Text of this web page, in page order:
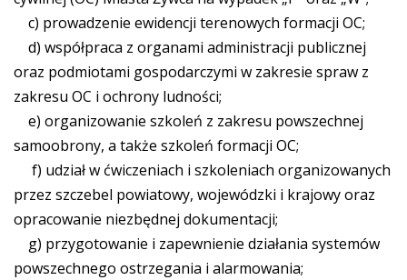
c) prowadzenie ewidencji terenowych formacji OC;
d) współpraca z organami administracji publicznej
oraz podmiotami gospodarczymi w zakresie spraw z
zakresu OC i ochrony ludności;
e) organizowanie szkoleń z zakresu powszechnej
samoobrony, a także szkoleń formacji OC;
f) udział w ćwiczeniach i szkoleniach organizowanych
przez szczebel powiatowy, wojewódzki i krajowy oraz
opracowanie niezbędnej dokumentacji;
g) przygotowanie i zapewnienie działania systemów
powszechnego ostrzegania i alarmowania;